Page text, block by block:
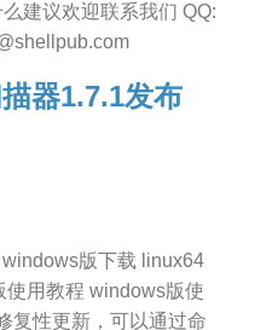
建议欢迎联系我们 QQ:
器1.7.1发布
版下载 linux64
用教程 windows版使
复性更新，可以通过命